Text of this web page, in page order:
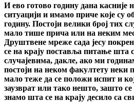
И ево готово годину дана касније
ситуацији и имамо приче које су
годину. Постоји велики број тих
мало тише прича или на неким
Друштвене мреже сада јесу
се на крају поставља питање шта
случајевима, дакле, ако ми
постоји на неком факултету неки
мало теже да се положи испит и
заузврат или тако нешто, зашто
знамо шта се на крају десило са